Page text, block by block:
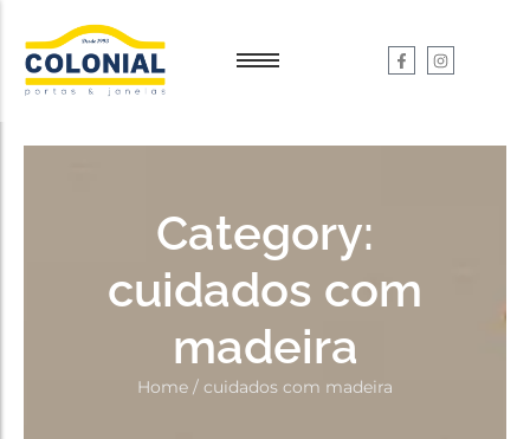
Category:
cuidados com
madeira
Home / cuidados com madeira